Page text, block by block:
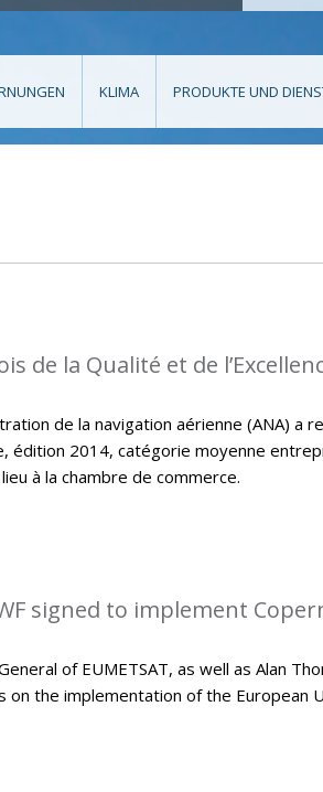
KLIMA PRODUKTE UND
de la Qualité et de
de la navigation aérienne (ANA) a
édition 2014, catégorie moyenne
à la chambre de commerce.
signed to implement
of EUMETSAT, as well as Alan
the implementation of the European